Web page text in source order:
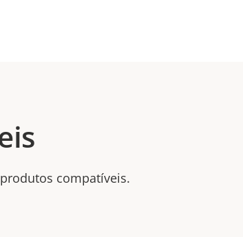
compatíveis.